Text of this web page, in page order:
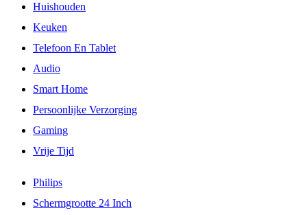
Huishouden
Keuken
Telefoon En Tablet
Audio
Smart Home
Persoonlijke Verzorging
Gaming
Vrije Tijd
Philips
Schermgrootte 24 Inch